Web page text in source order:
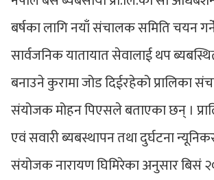
बर्षका लागि नयाँ संचालक समिति चयन
सार्वजनिक यातायात सेवालाई थप
बनाउने कुरामा जोड दिईरहेको प्रालिका
संयोजक मोहन पिएसले बताएका छन् ।
एवं सवारी ब्यबस्थापन तथा दुर्घटना
संयोजक नारायण घिमिरेका अनुसार बिसं